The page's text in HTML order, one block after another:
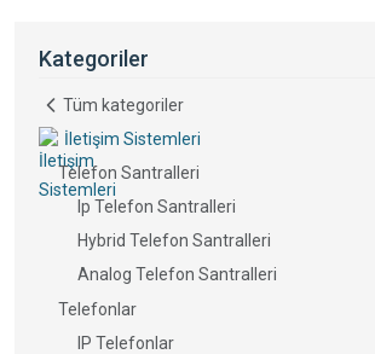
Kategoriler
Tüm kategoriler
İletişim Sistemleri
Telefon Santralleri
Ip Telefon Santralleri
Hybrid Telefon Santralleri
Analog Telefon Santralleri
Telefonlar
IP Telefonlar